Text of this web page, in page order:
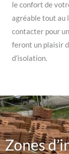
le confort de
agréable tout au
contacter pour
feront un plaisir
d’isolation.
Zones